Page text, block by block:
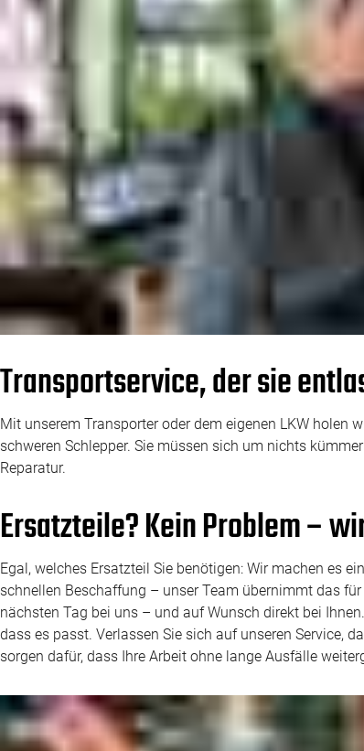
Transportservice, der sie
Mit unserem Transporter oder dem eigenen LKW holen
schweren Schlepper. Sie müssen sich um nichts
Reparatur.
Ersatzteile? Kein Problem –
Egal, welches Ersatzteil Sie benötigen: Wir machen es
schnellen Beschaffung – unser Team übernimmt das
nächsten Tag bei uns – und auf Wunsch direkt bei
dass es passt. Verlassen Sie sich auf unseren Service,
sorgen dafür, dass Ihre Arbeit ohne lange Ausfälle